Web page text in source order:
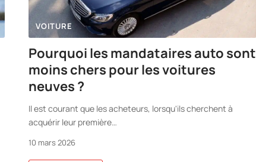
VOITURE
Pourquoi les mandataires auto sont
moins chers pour les voitures
neuves ?
Il est courant que les acheteurs, lorsqu'ils cherchent à
acquérir leur première…
10 mars 2026